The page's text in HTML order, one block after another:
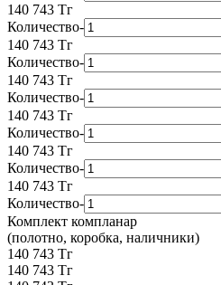
140 743 Тг
Количество-
140 743 Тг
Количество-
140 743 Тг
Количество-
140 743 Тг
Количество-
140 743 Тг
Количество-
140 743 Тг
Количество-
Комплект компланар
(полотно, коробка, наличники)
140 743 Тг
140 743 Тг